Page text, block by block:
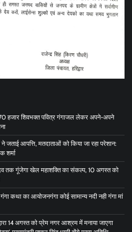
हजार शिवभक्त पवित्र गंगाजल लेकर अपने-अपने
जताई आपत्ति, मतदाताओं को किया जा रहा परेशान:
शर्मा
तक गूंजेगा खेल महाशक्ति का संकल्प, 10 अगस्त को
गंगा कथा का आयोजनगंगा कोई सामान्य नदी नही गंगा मां
14 अगस्त को प्रेम नगर आश्रम में मनाया जाएगा